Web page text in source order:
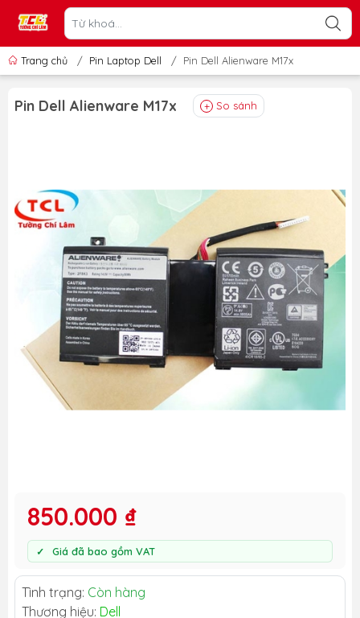
Trang chủ / Pin Laptop Dell / Pin Dell Alienware M17x
Pin Dell Alienware M17x So sánh
850.000 ₫
Giá đã bao gồm VAT
Tình trạng: Còn hàng
Thương hiệu: Dell